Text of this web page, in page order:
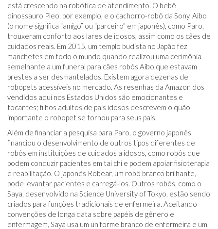
está crescendo na robótica de atendimento. O bebê
dinossauro Pleo, por exemplo, e o cachorro-robô da Sony, Aibo
(o nome significa “amigo” ou “parceiro” em japonês), como Paro,
trouxeram conforto aos lares de idosos, assim como os cães de
cuidados reais. Em 2015, um templo budista no Japão fez
manchetes em todo o mundo quando realizou uma cerimônia
semelhante a um funeral para cães robôs Aibo que estavam
prestes a ser desmantelados. Existem agora dezenas de
robopets acessíveis no mercado. As resenhas da Amazon dos
vendidos aqui nos Estados Unidos são emocionantes e
tocantes; filhos adultos de pais idosos descrevem o quão
importante o robopet se tornou para seus pais.
Além de financiar a pesquisa para Paro, o governo japonês
financiou o desenvolvimento de outros tipos diferentes de
robôs em instituições de cuidados a idosos, como robôs que
podem conduzir pacientes em tai chi e podem apoiar fisioterapia
e reabilitação. O japonês Robear, um robô branco brilhante,
pode levantar pacientes e carregá-los. Outros robôs, como o
Saya, desenvolvido na Science University of Tokyo, estão sendo
criados para funções tradicionais de enfermeira. Aceitando
convenções de longa data sobre papéis de gênero e
enfermagem, Saya usa um uniforme branco de enfermeira e um